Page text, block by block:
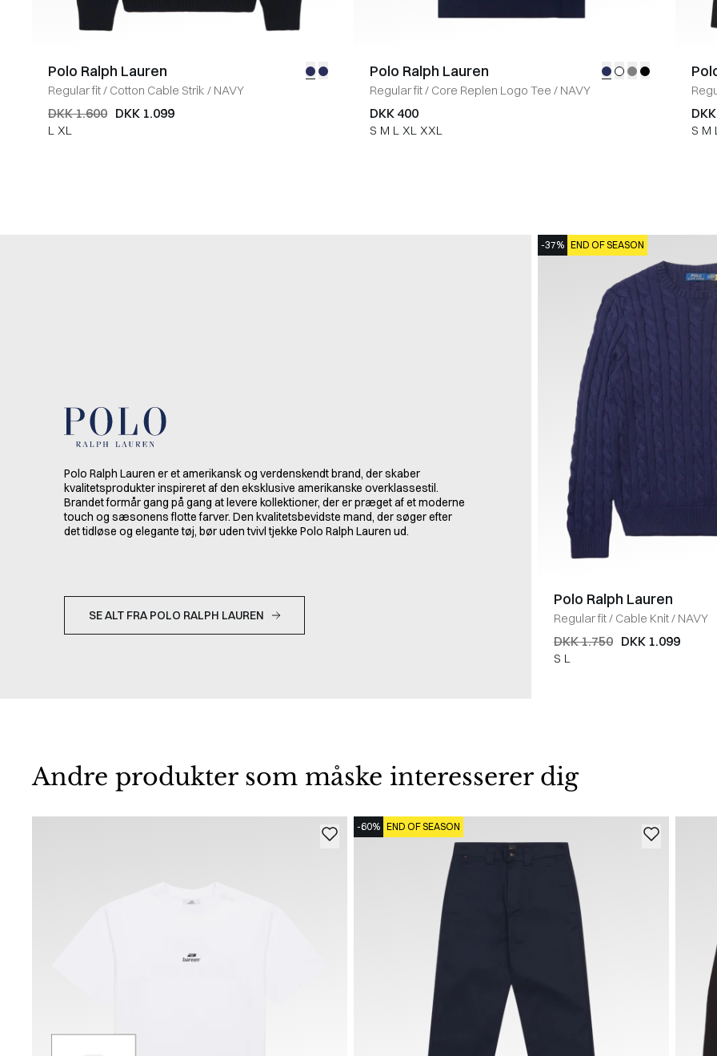
Polo Ralph Lauren
Regular fit/ Cotton Cable Strik / NAVY
DKK 1.600 DKK 1.099
L XL
Polo Ralph Lauren
Regular fit/ Core Replen Logo Tee / NAVY
DKK 400
S M L XL XXL S M
Polo Ralph Lauren er et amerikansk og verdenskendt brand, der skaber
kvalitetsprodukter inspireret af den eksklusive amerikanske overklassestil.
Brandet formår gang på gang at levere kollektioner, der er præget af et moderne
touch og sæsonens flotte farver. Den kvalitetsbevidste mand, der søger efter
det tidløse og elegante tøj, bør uden tvivl tjekke Polo Ralph Lauren ud.
SE ALT FRA POLO RALPH LAUREN
-37% END OF SEASON
Polo Ralph Lauren
Regular fit/ Cable Knit/ NAVY
DKK 1.750 DKK 1.099
S L
Andre produkter som måske interesserer dig
-60% END OF SEASON